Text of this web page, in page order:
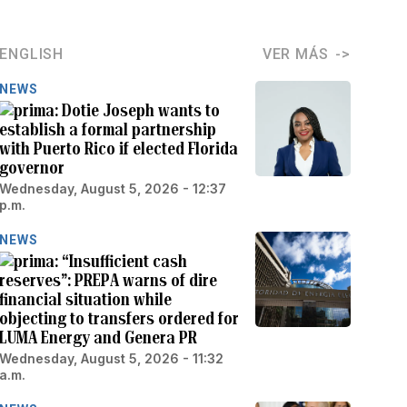
ENGLISH VER MÁS
NEWS
Dotie Joseph wants to
establish a formal partnership
with Puerto Rico if elected Florida
governor
Wednesday, August 5, 2026 - 12:37
p.m.
NEWS
“Insufficient cash
reserves”: PREPA warns of dire
financial situation while
objecting to transfers ordered for
LUMA Energy and Genera PR
Wednesday, August 5, 2026 - 11:32
a.m.